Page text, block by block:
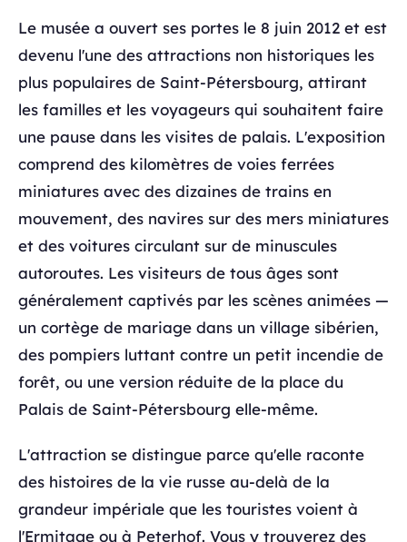
Le musée a ouvert ses portes le 8 juin 2012 et est
devenu l'une des attractions non historiques les
plus populaires de Saint-Pétersbourg, attirant
les familles et les voyageurs qui souhaitent faire
une pause dans les visites de palais. L'exposition
comprend des kilomètres de voies ferrées
miniatures avec des dizaines de trains en
mouvement, des navires sur des mers miniatures
et des voitures circulant sur de minuscules
autoroutes. Les visiteurs de tous âges sont
généralement captivés par les scènes animées —
un cortège de mariage dans un village sibérien,
des pompiers luttant contre un petit incendie de
forêt, ou une version réduite de la place du
Palais de Saint-Pétersbourg elle-même.
L'attraction se distingue parce qu'elle raconte
des histoires de la vie russe au-delà de la
grandeur impériale que les touristes voient à
l'Ermitage ou à Peterhof. Vous y trouverez des